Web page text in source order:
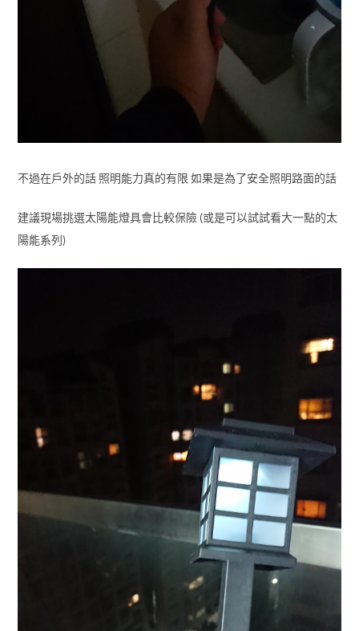
不過在戶外的話 照明能力真的有限 如果是為了安全照明路面的話
建議現場挑選太陽能燈具會比較保險 (或是可以試試看大一點的太
陽能系列)